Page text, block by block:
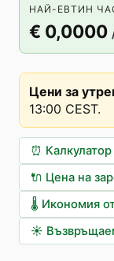
НАЙ-ЕВТИН
€ 0,0000
Цени за
13:00 CEST.
⏰
🔌 Цена на
🌡️ Икономия
☀️